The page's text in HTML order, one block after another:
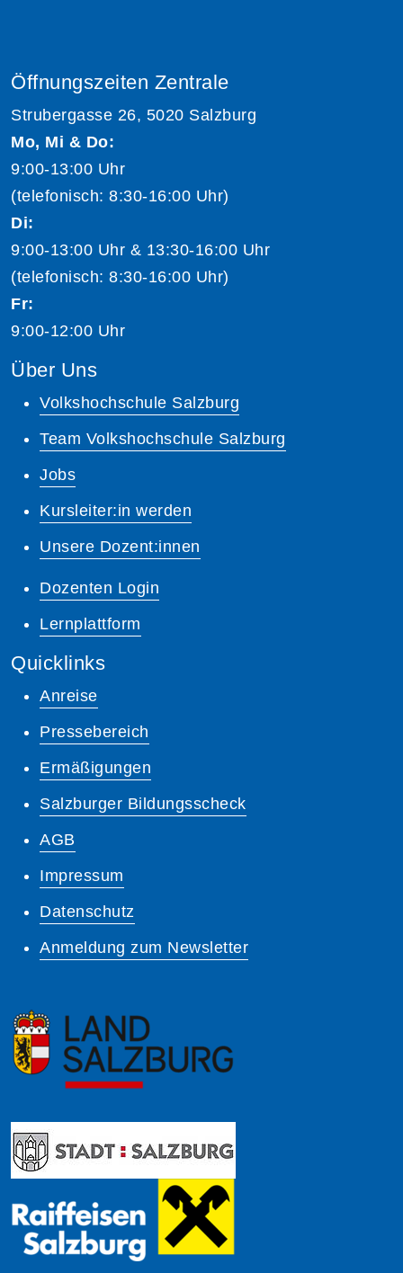
Öffnungszeiten Zentrale
Strubergasse 26, 5020 Salzburg
Mo, Mi & Do:
9:00-13:00 Uhr
(telefonisch: 8:30-16:00 Uhr)
Di:
9:00-13:00 Uhr & 13:30-16:00 Uhr
(telefonisch: 8:30-16:00 Uhr)
Fr:
9:00-12:00 Uhr
Über Uns
Volkshochschule Salzburg
Team Volkshochschule Salzburg
Jobs
Kursleiter:in werden
Unsere Dozent:innen
Dozenten Login
Lernplattform
Quicklinks
Anreise
Pressebereich
Ermäßigungen
Salzburger Bildungsscheck
AGB
Impressum
Datenschutz
Anmeldung zum Newsletter